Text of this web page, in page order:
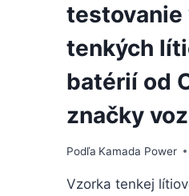
testovanie
tenkých
batérií od
značky
Podľa Kamada Power
Vzorka tenkej